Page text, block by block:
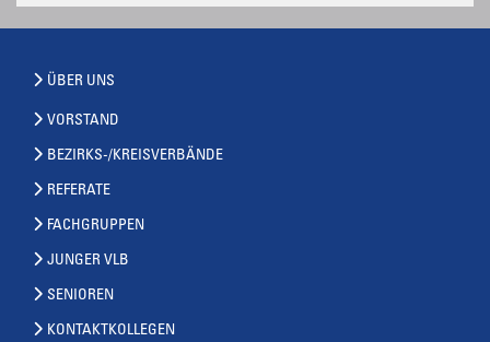
ÜBER UNS
VORSTAND
BEZIRKS-/KREISVERBÄNDE
REFERATE
FACHGRUPPEN
JUNGER VLB
SENIOREN
KONTAKTKOLLEGEN